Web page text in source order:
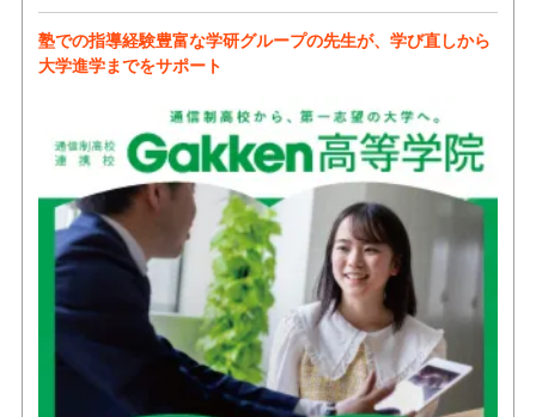
塾での指導経験豊富な学研グループの先生が、学び直しから
大学進学までをサポート